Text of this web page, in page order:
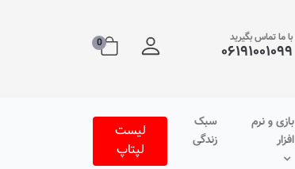
با ما تماس بگیرید
۰۶۱۹۱۰۰۱۰۹۹ 0
بازی و نرم
افزار
سبک
زندگی
لیست
لپتاپ